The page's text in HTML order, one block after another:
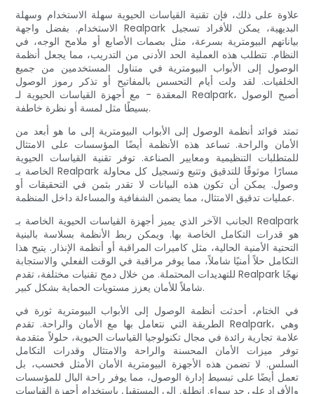
علاوة على ذلك، فإن تقنية القياسات الحيوية سهلة الاستخدام وسهلة
الاستخدام. بفضل واجهة Realpark البديهية، يمكن للأفراد تسجيل
بياناتهم البيومترية بسرعة، مثل بصمات الأصابع أو ملامح الوجه، في
النظام. تتطلب هذه العملية الحد الأدنى من التدريب، مما يجعل أنظمة
الوصول إلى الأبواب البيومترية في متناول المستخدمين من جميع
الخلفيات. لقد ولت أيام التحسس بالمفاتيح أو تذكر رموز الوصول
المعقدة - مع أجهزة القياسات الحيوية لـ Realpark، أصبح الوصول
بسيطًا مثل لمسة أو نظرة خاطفة.
تمتد فوائد أنظمة الوصول إلى الأبواب البيومترية إلى ما هو أبعد من
الأمان والراحة. تساعد هذه الأنظمة أيضًا المؤسسات على الامتثال
للمتطلبات التنظيمية ومعايير الصناعة. توفر تقنية القياسات الحيوية
الخاصة بـ Realpark مسارًا موثوقًا للتدقيق وتتبع وتسجيل كل محاولة
وصول. يمكن أن تكون هذه البيانات لا تقدر بثمن في التحقيقات أو
عمليات تدقيق الامتثال، مما يضمن الشفافية والمساءلة داخل المنظمة.
الجانب الآخر الذي يميز أجهزة القياسات الحيوية الخاصة بـ Realpark
هو قدرات التكامل الخاصة بها. ويمكن ربط الأنظمة بسلاسة بالبنية
التحتية الأمنية الحالية، مثل كاميرات المراقبة أو أنظمة الإنذار. يتيح هذا
التكامل حلاً أمنيًا شاملاً، مما يوفر مراقبة في الوقت الفعلي والاستجابة
للتهديدات المحتملة. من خلال دمج تقنيات مختلفة، تقدم Realpark نهجًا
شاملاً للأمان يعزز مستويات الحماية بشكل كبير.
في الختام، أحدثت أنظمة الوصول إلى الأبواب البيومترية ثورة في
الطريقة التي نتعامل بها مع الأمان والراحة. تقدم Realpark، وهي
علامة تجارية رائدة في مجال تكنولوجيا القياسات الحيوية، حلولاً متقدمة
توفر ميزات الأمان المحسنة والراحة والامتثال وقدرات التكامل
السلس. لا تضمن هذه الأجهزة البيومترية الأمان الأمثل فحسب، بل
تعمل أيضًا على تبسيط إدارة الوصول، مما يوفر راحة البال للمؤسسات
والأفراد على حدٍ سواء. انطلق إلى المستقبل باستخدام أجهزة القياسات